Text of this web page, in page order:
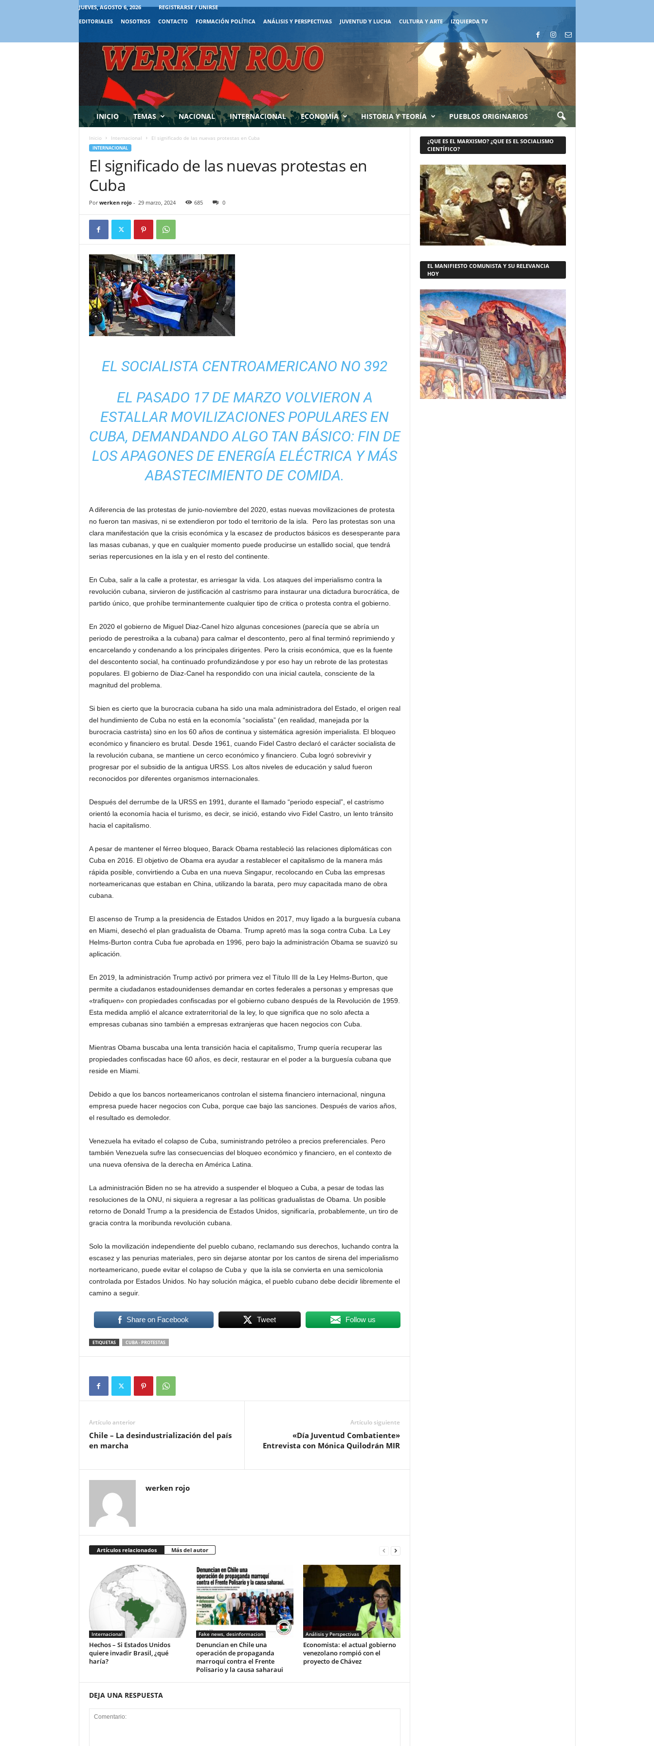
JUEVES, AGOSTO 6, 2026
REGISTRARSE / UNIRSE
EDITORIALES
NOSOTROS CONTACTO FORMACIÓN POLÍTICA ANÁLISIS Y PERSPECTIVAS JUVENTUD Y LUCHA CULTURA Y ARTE IZQUIERDA TV
INICIO TEMAS NACIONAL INTERNACIONAL ECONOMÍA HISTORIA Y TEORÍA PUEBLOS ORIGINARIOS
Inicio Internacional El significado de las nuevas protestas en Cuba
INTERNACIONAL
El significado de las nuevas protestas en
Cuba
Por werken rojo- 29 marzo, 2024 685 0
EL SOCIALISTA CENTROAMERICANO NO 392
EL PASADO 17 DE MARZO VOLVIERON A
ESTALLAR MOVILIZACIONES POPULARES EN
CUBA, DEMANDANDO ALGO TAN BÁSICO: FIN DE
LOS APAGONES DE ENERGÍA ELÉCTRICA Y MÁS
ABASTECIMIENTO DE COMIDA.
A diferencia de las protestas de junio-noviembre del 2020, estas nuevas movilizaciones de protesta
no fueron tan masivas, ni se extendieron por todo el territorio de la isla. Pero las protestas son una
clara manifestación que la crisis económica y la escasez de productos básicos es desesperante para
las masas cubanas, y que en cualquier momento puede producirse un estallido social, que tendrá
serias repercusiones en la isla y en el resto del continente.
En Cuba, salir a la calle a protestar, es arriesgar la vida. Los ataques del imperialismo contra la
revolución cubana, sirvieron de justificación al castrismo para instaurar una dictadura burocrática, de
partido único, que prohíbe terminantemente cualquier tipo de critica o protesta contra el gobierno.
En 2020 el gobierno de Miguel Diaz-Canel hizo algunas concesiones (parecía que se abría un
periodo de perestroika a la cubana) para calmar el descontento, pero al final terminó reprimiendo y
encarcelando y condenando a los principales dirigentes. Pero la crisis económica, que es la fuente
del descontento social, ha continuado profundizándose y por eso hay un rebrote de las protestas
populares. El gobierno de Diaz-Canel ha respondido con una inicial cautela, consciente de la
magnitud del problema.
Si bien es cierto que la burocracia cubana ha sido una mala administradora del Estado, el origen real
del hundimiento de Cuba no está en la economía “socialista” (en realidad, manejada por la
burocracia castrista) sino en los 60 años de continua y sistemática agresión imperialista. El bloqueo
económico y financiero es brutal. Desde 1961, cuando Fidel Castro declaró el carácter socialista de
la revolución cubana, se mantiene un cerco económico y financiero. Cuba logró sobrevivir y
progresar por el subsidio de la antigua URSS. Los altos niveles de educación y salud fueron
reconocidos por diferentes organismos internacionales.
Después del derrumbe de la URSS en 1991, durante el llamado “periodo especial”, el castrismo
orientó la economía hacia el turismo, es decir, se inició, estando vivo Fidel Castro, un lento tránsito
hacia el capitalismo.
A pesar de mantener el férreo bloqueo, Barack Obama restableció las relaciones diplomáticas con
Cuba en 2016. El objetivo de Obama era ayudar a restablecer el capitalismo de la manera más
rápida posible, convirtiendo a Cuba en una nueva Singapur, recolocando en Cuba las empresas
norteamericanas que estaban en China, utilizando la barata, pero muy capacitada mano de obra
cubana.
El ascenso de Trump a la presidencia de Estados Unidos en 2017, muy ligado a la burguesía cubana
en Miami, desechó el plan gradualista de Obama. Trump apretó mas la soga contra Cuba. La Ley
Helms-Burton contra Cuba fue aprobada en 1996, pero bajo la administración Obama se suavizó su
aplicación.
En 2019, la administración Trump activó por primera vez el Título III de la Ley Helms-Burton, que
permite a ciudadanos estadounidenses demandar en cortes federales a personas y empresas que
«trafiquen» con propiedades confiscadas por el gobierno cubano después de la Revolución de 1959.
Esta medida amplió el alcance extraterritorial de la ley, lo que significa que no solo afecta a
empresas cubanas sino también a empresas extranjeras que hacen negocios con Cuba.
Mientras Obama buscaba una lenta transición hacia el capitalismo, Trump quería recuperar las
propiedades confiscadas hace 60 años, es decir, restaurar en el poder a la burguesía cubana que
reside en Miami.
Debido a que los bancos norteamericanos controlan el sistema financiero internacional, ninguna
empresa puede hacer negocios con Cuba, porque cae bajo las sanciones. Después de varios años,
el resultado es demoledor.
Venezuela ha evitado el colapso de Cuba, suministrando petróleo a precios preferenciales. Pero
también Venezuela sufre las consecuencias del bloqueo económico y financiero, en el contexto de
una nueva ofensiva de la derecha en América Latina.
La administración Biden no se ha atrevido a suspender el bloqueo a Cuba, a pesar de todas las
resoluciones de la ONU, ni siquiera a regresar a las políticas gradualistas de Obama. Un posible
retorno de Donald Trump a la presidencia de Estados Unidos, significaría, probablemente, un tiro de
gracia contra la moribunda revolución cubana.
Solo la movilización independiente del pueblo cubano, reclamando sus derechos, luchando contra la
escasez y las penurias materiales, pero sin dejarse atontar por los cantos de sirena del imperialismo
norteamericano, puede evitar el colapso de Cuba y que la isla se convierta en una semicolonia
controlada por Estados Unidos. No hay solución mágica, el pueblo cubano debe decidir libremente el
camino a seguir.
Share on Facebook Tweet Follow us
ETIQUETAS CUBA - PROTESTAS
Artículo anterior
Chile – La desindustrialización del país
en marcha
Artículo siguiente
«Día Juventud Combatiente»
Entrevista con Mónica Quilodrán MIR
werken rojo
Artículos relacionados Más del autor
Internacional
Hechos – Si Estados Unidos
quiere invadir Brasil, ¿qué
haría?
Fake news, desinformacion
Denuncian en Chile una
operación de propaganda
marroquí contra el Frente
Polisario y la causa saharaui
Análisis y Perspectivas
Economista: el actual gobierno
venezolano rompió con el
proyecto de Chávez
DEJA UNA RESPUESTA
¿QUE ES EL MARXISMO? ¿QUE ES EL SOCIALISMO
CIENTÍFICO?
EL MANIFIESTO COMUNISTA Y SU RELEVANCIA
HOY